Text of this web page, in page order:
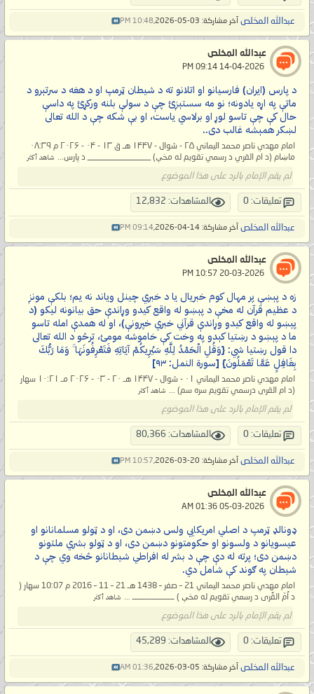
عبدالله المخلص آخر مشاركة: 03-05-2026, 10:48 PM
عبدالله المخلص
د پارس (ایران) فارسیانو او اتلانو ته د شیطان ټرمپ او د هغه د سرتېرو د
ماتې په اړه یادونه؛ نو مه سستېږئ چې د سولې بلنه ورکړئ په داسې
حال کې چې تاسو لوړ او برلاسي یاست، او بې شکه چې د الله تعالی
لښکر همېشه غالب دی..
امام مهدي ناصر محمد اليماني ۲۵ - شوال - ۱۴۴۷ هـ ق ۱۳ - ۰۴ - ۲۰۲۶ م ۰۸:۳۹
ماښام (د ام القري د رسمي تقویم له مخې) _______________ د پارس... شاهد أكثر
لم يقم الإمام بالرد على هذا الموضوع
تعليقات: 0 المشاهدات: 12,832
عبدالله المخلص آخر مشاركة: 14-04-2026, 09:14 PM
عبدالله المخلص
زه د پېښې پر مهال کوم خبریال یا د خبري چینل ویاند نه یم؛ بلکې مونږ
د عظیم قرآن له مخې د پېښو له واقع کیدو وړاندې حق بیانونه لیکو (د
پېښو له واقع کیدو وړاندې قرآني خبري خپرونې)، او له همدې امله تاسو
ما د پېښو د رښتیا کېدو په وخت کې خاموشه مومئ، ترڅو د الله تعالی
دا قول رښتیا شي: {وَقُلِ الْحَمْدُ لِلَّهِ سَيُرِيكُمْ آيَاتِهِ فَتَعْرِفُونَهَا ۚ وَمَا رَبُّكَ
بِغَافِلٍ عَمَّا تَعْمَلُونَ} [سورة النمل: ۹۳]
امام مهدي ناصر محمد اليماني ۰۱ - شوال - ۱۴۴۷ هـ ۲۰ - ۰۳ - ۲۰۲۶ مـ ۱۰:۲۱ سهار
(د ام القرى درسمي تقويم سره سم) ... شاهد أكثر
لم يقم الإمام بالرد على هذا الموضوع
تعليقات: 0 المشاهدات: 80,366
عبدالله المخلص آخر مشاركة: 20-03-2026, 10:57 PM
عبدالله المخلص
ډونالډ ټرمپ د اصلي امريکايي ولس دښمن دی، او د ټولو مسلمانانو او
عيسويانو د ولسونو او حکومتونو دښمن دی، او د ټولو بشري ملتونو
دښمن دی؛ پرته له دې چې د بشر له افراطي شيطانانو څخه وي چې د
شيطان په ګوند کې شامل دي.
امام مهدي ناصر محمد اليماني 21 – صفر – 1438 هـ 21 – 11 – 2016 م 10:07 سهار (
د اُمّ القُرى د رسمي تقويم له مخې ) ــــــــــــــــــــ ... شاهد أكثر
لم يقم الإمام بالرد على هذا الموضوع
تعليقات: 0 المشاهدات: 45,289
عبدالله المخلص آخر مشاركة: 05-03-2026, 01:36 AM